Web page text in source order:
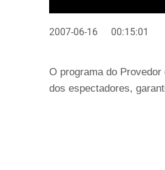
2007-06-16 00:15:01
O programa do
dos espectadores,